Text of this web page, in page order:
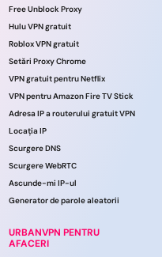
Free Unblock Proxy
Hulu VPN gratuit
Roblox VPN gratuit
Setări Proxy Chrome
VPN gratuit pentru Netflix
VPN pentru Amazon Fire TV Stick
Adresa IP a routerului gratuit VPN
Locația IP
Scurgere DNS
Scurgere WebRTC
Ascunde-mi IP-ul
Generator de parole aleatorii
URBANVPN PENTRU
AFACERI